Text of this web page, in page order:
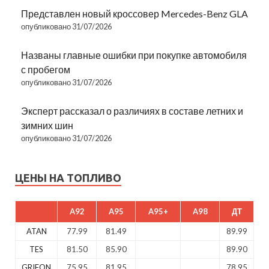
Представлен новый кроссовер Mercedes-Benz GLA
опубликовано 31/07/2026
Названы главные ошибки при покупке автомобиля
с пробегом
опубликовано 31/07/2026
Эксперт рассказал о различиях в составе летних и
зимних шин
опубликовано 31/07/2026
ЦЕНЫ НА ТОПЛИВО
A92 A95 A95+ A98 ДТ
ATAN 77.99 81.49
89.99
TES
81.50 85.90
89.90